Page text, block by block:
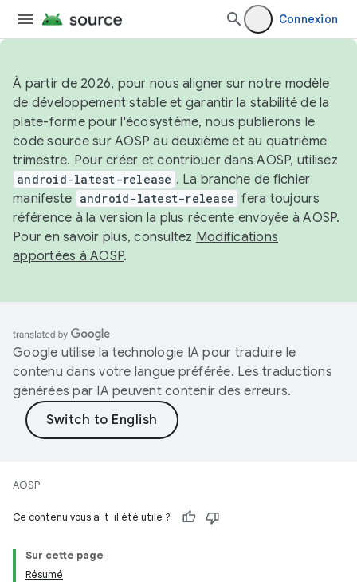
Connexion
À partir de 2026, pour nous aligner sur notre modèle
de développement stable et garantir la stabilité de la
plate-forme pour l'écosystème, nous publierons le
code source sur AOSP au deuxième et au quatrième
trimestre. Pour créer et contribuer dans AOSP, utilisez
android-latest-release . La branche de fichier
manifeste android-latest-release fera toujours
référence à la version la plus récente envoyée à AOSP.
Pour en savoir plus, consultez Modifications
apportées à AOSP.
Google utilise la technologie IA pour traduire le
contenu dans votre langue préférée. Les traductions
générées par IA peuvent contenir des erreurs.
AOSP
Ce contenu vous a-t-il été utile ?
Sur cette page
Résumé